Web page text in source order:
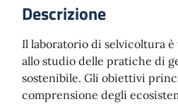
Descrizione
Il laboratorio di selvicoltura
allo studio delle pratiche di
sostenibile. Gli obiettivi
comprensione degli